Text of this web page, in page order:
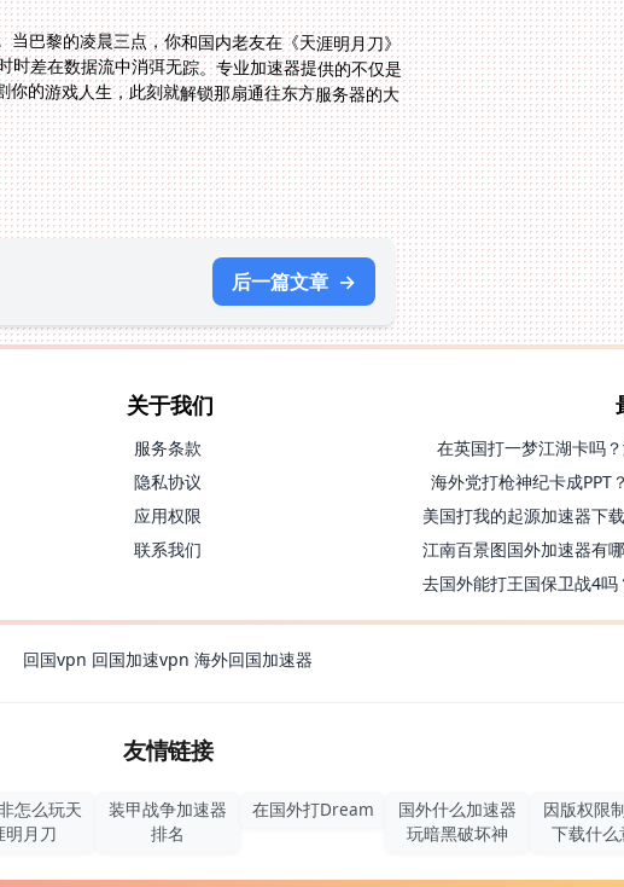
巴黎的凌晨三点，你和国内老友在《天涯明月刀》
差在数据流中消弭无踪。专业加速器提供的不仅是
的游戏人生，此刻就解锁那扇通往东方服务器的大
后一篇文章 →
关于我们
服务条款
隐私协议
应用权限
联系我们
在英国打一梦江湖卡吗
海外党打枪神纪卡成PPT
回国vpn 回国加速vpn 海外回国加速器
友情链接
怎么玩天
明月刀
装甲战争加速器
排名
在国外打Dream
国外什么加速器
玩暗黑破坏神
因版权限
下载什么